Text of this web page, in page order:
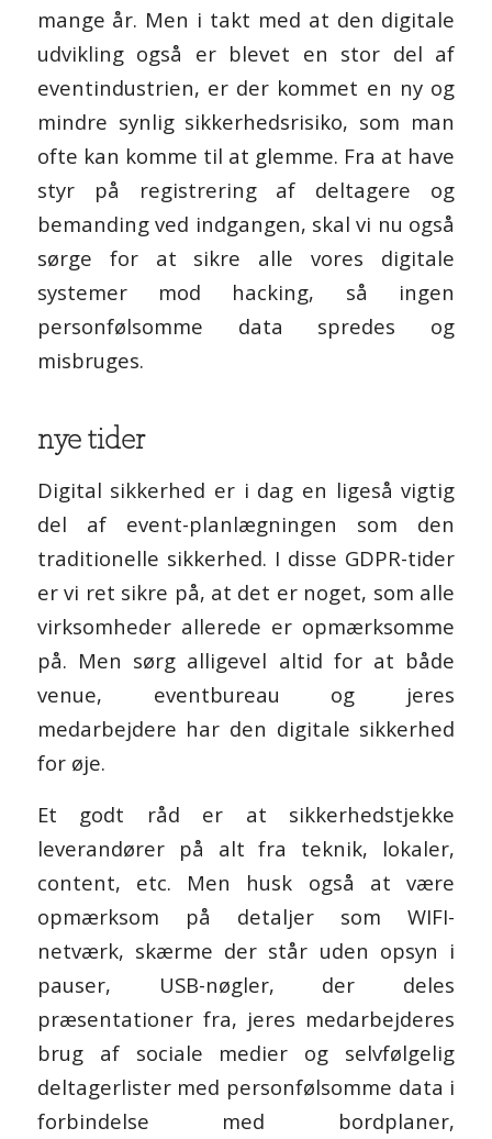
mange år. Men i takt med at den digitale
udvikling også er blevet en stor del af
eventindustrien, er der kommet en ny og
mindre synlig sikkerhedsrisiko, som man
ofte kan komme til at glemme. Fra at have
styr på registrering af deltagere og
bemanding ved indgangen, skal vi nu også
sørge for at sikre alle vores digitale
systemer mod hacking, så ingen
personfølsomme data spredes og
misbruges.
nye tider
Digital sikkerhed er i dag en ligeså vigtig
del af event-planlægningen som den
traditionelle sikkerhed. I disse GDPR-tider
er vi ret sikre på, at det er noget, som alle
virksomheder allerede er opmærksomme
på. Men sørg alligevel altid for at både
venue, eventbureau og jeres
medarbejdere har den digitale sikkerhed
for øje.
Et godt råd er at sikkerhedstjekke
leverandører på alt fra teknik, lokaler,
content, etc. Men husk også at være
opmærksom på detaljer som WIFI-
netværk, skærme der står uden opsyn i
pauser, USB-nøgler, der deles
præsentationer fra, jeres medarbejderes
brug af sociale medier og selvfølgelig
deltagerlister med personfølsomme data i
forbindelse med bordplaner,